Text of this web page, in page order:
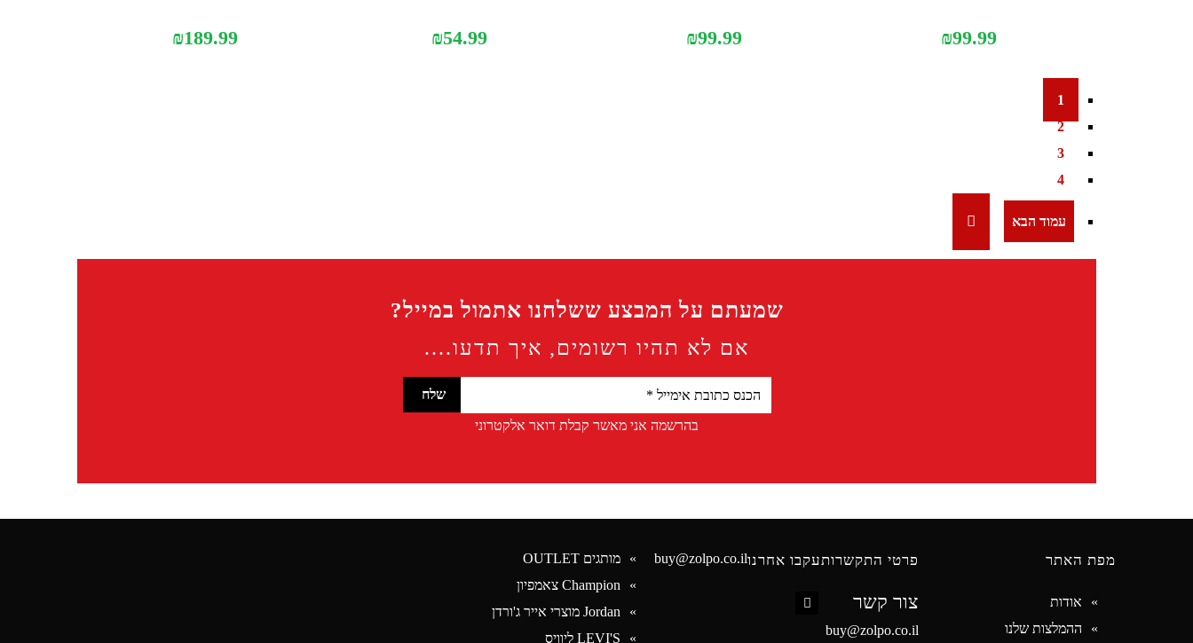
₪99.99
₪99.99
₪54.99
₪189.99
1
2
3
4
שמעתם על המבצע ששלחנו אתמול במייל?
אם לא תהיו רשומים, איך תדעו....
בהרשמה אני מאשר קבלת דואר אלקטרוני
מפת האתר
אודות
ההמלצות שלנו
פרטי התקשרות
צור קשר
buy@zolpo.co.il
עקבו אחרנוbuy@zolpo.co.il
מותגים OUTLET
Champion צאמפיון
Jordan מוצרי אייר ג'ורדן
LEVI'S ליוויס